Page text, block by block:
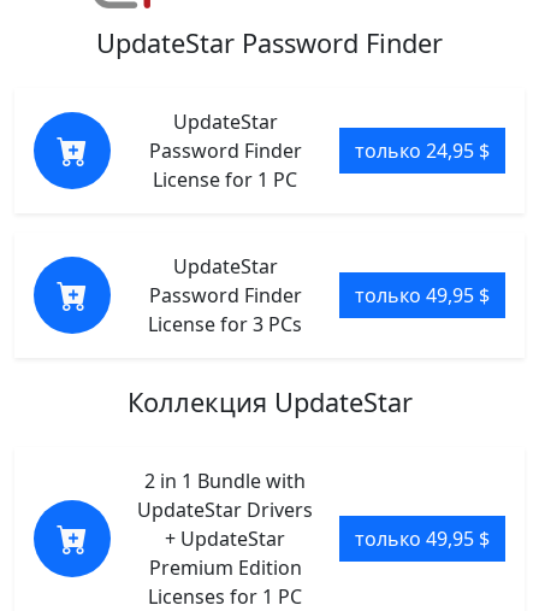
UpdateStar Password Finder
UpdateStar
Password Finder
License for 1 PC
только 24,95 $
UpdateStar
Password Finder
License for 3 PCs
только 49,95 $
Коллекция UpdateStar
2 in 1 Bundle with
UpdateStar Drivers
+ UpdateStar
Premium Edition
Licenses for 1 PC
только 49,95 $